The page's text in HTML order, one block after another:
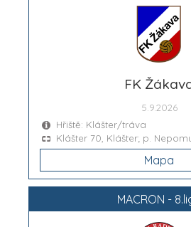
FK
5.9.2026
Hřiště: Klášter/tráva
Klášter 70, Klášter; p.
Mapa
MACRON -